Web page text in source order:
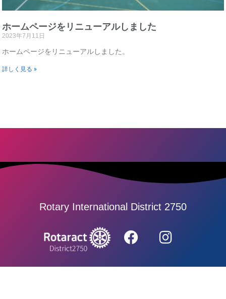
ホームページをリニューアルしました
2023年7月11日
ホームページをリニューアルしました。
詳しく見る »
Rotary International District 2750